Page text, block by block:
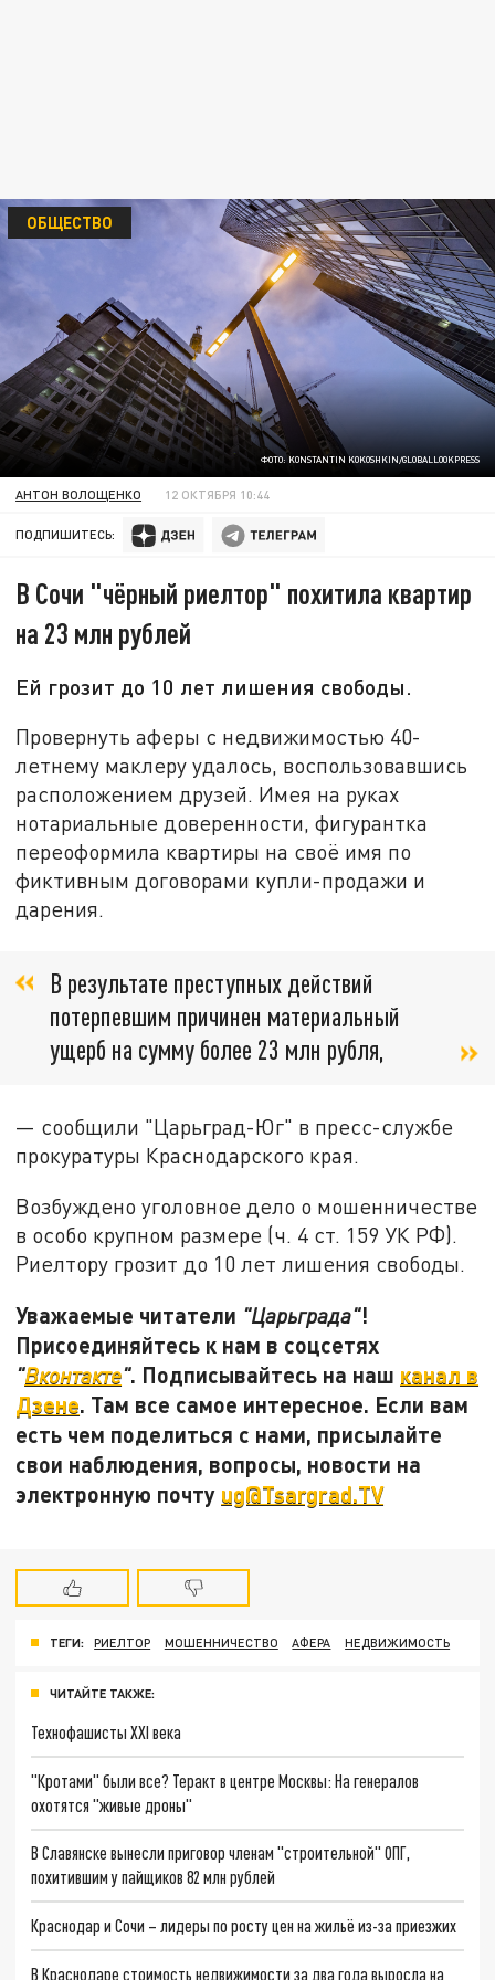
ФОТО: KONSTANTIN KOKOSHKIN/GLOBALLOOKPRESS
ОБЩЕСТВО
АНТОН ВОЛОЩЕНКО 12 ОКТЯБРЯ 10:44
ПОДПИШИТЕСЬ:
В Сочи "чёрный риелтор" похитила квартир
на 23 млн рублей
Ей грозит до 10 лет лишения свободы.
Провернуть аферы с недвижимостью 40-
летнему маклеру удалось, воспользовавшись
расположением друзей. Имея на руках
нотариальные доверенности, фигурантка
переоформила квартиры на своё имя по
фиктивным договорами купли-продажи и
дарения.
В результате преступных действий
потерпевшим причинен материальный
ущерб на сумму более 23 млн рубля,
— сообщили "Царьград-Юг" в пресс-службе
прокуратуры Краснодарского края.
Возбуждено уголовное дело о мошенничестве
в особо крупном размере (ч. 4 ст. 159 УК РФ).
Риелтору грозит до 10 лет лишения свободы.
Уважаемые читатели "Царьграда"!
Присоединяйтесь к нам в соцсетях
"Вконтакте". Подписывайтесь на наш канал в
Дзене. Там все самое интересное. Если вам
есть чем поделиться с нами, присылайте
свои наблюдения, вопросы, новости на
электронную почту ug@Tsargrad.TV
ТЕГИ: РИЕЛТОР МОШЕННИЧЕСТВО АФЕРА НЕДВИЖИМОСТЬ
ЧИТАЙТЕ ТАКЖЕ:
Технофашисты XXI века
"Кротами" были все? Теракт в центре Москвы: На генералов
охотятся "живые дроны"
В Славянске вынесли приговор членам "строительной" ОПГ,
похитившим у пайщиков 82 млн рублей
Краснодар и Сочи – лидеры по росту цен на жильё из-за приезжих
В Краснодаре стоимость недвижимости за два года выросла на